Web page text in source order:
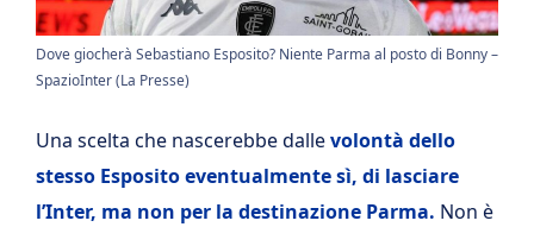
Dove giocherà Sebastiano Esposito? Niente Parma al posto di Bonny –
SpazioInter (La Presse)
Una scelta che nascerebbe dallevolontà dello
stesso Esposito eventualmente sì, di lasciare
l’Inter, ma non per la destinazione Parma. Non è